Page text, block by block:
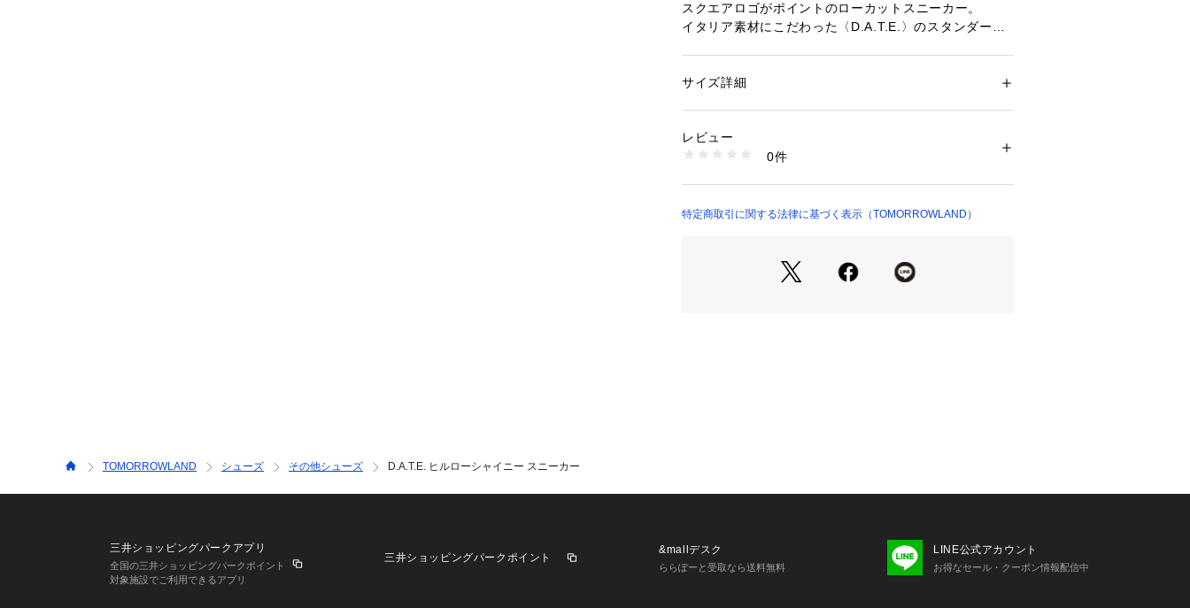
スクエアロゴがポイントのローカットスニーカー。
イタリア素材にこだわった〈D.A.T.E.〉のスタンダード
るので、疲れにくく、2.5cmのインソールで履き心地も
イルにも合わせやすく、カジュアルにも綺麗めなコーデ
ィネートにもオススメの一足。
2005年に出会った創設者4人のイニシャルから名付けら
ンを発表したところ、そのクラフトマンシップを感じる
コレクションはメディアで話題を呼び、ファーストコレ
あくまでも標準的な目安としてご利用ください。
認ください
性別：レディース
商品番号：
26015501001 （ショップ）
サイズ詳細
レビュー
0件
特定商取引に関する法律に基づく表示（TOMORROWLAND）
TOMORROWLAND シューズ その他シューズ D.A.T.E. ヒルローシャイニー スニーカー
三井ショッピングパークアプリ
全国の三井ショッピングパークポイント
対象施設でご利用できるアプリ
三井ショッピングパークポイント
&mallデスク
ららぽーと受取なら送料無料
LINE公式アカウント
お得なセール・クーポン情報配信中